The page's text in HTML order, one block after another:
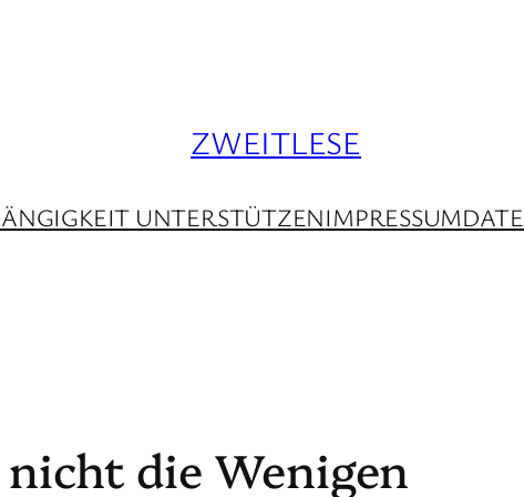
ZWEITLESE
UNTERSTÜTZENIMPRESSUM
die Wenigen